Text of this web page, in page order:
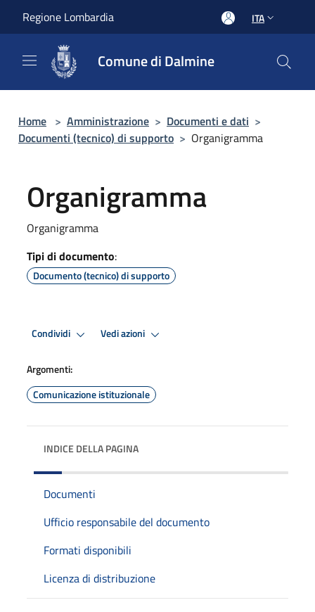
Regione Lombardia ITA
Comune di Dalmine
Home > Amministrazione > Documenti e dati >
Documenti (tecnico) di supporto > Organigramma
Organigramma
Organigramma
Tipi di documento:
Documento (tecnico) di supporto
Condividi Vedi azioni
Argomenti:
Comunicazione istituzionale
INDICE DELLA PAGINA
Documenti
Ufficio responsabile del documento
Formati disponibili
Licenza di distribuzione